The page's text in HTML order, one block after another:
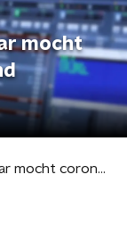
mocht
‘Draaiboeken liggen klaar mocht coronavirus in Nederland opduiken’